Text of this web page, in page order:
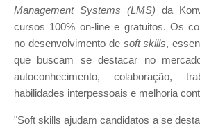
Management Systems (LMS) da
cursos 100% on-line e gratuitos. Os
no desenvolvimento de soft skills,
que buscam se destacar no
autoconhecimento, colaboração,
habilidades interpessoais e melhoria
"Soft skills ajudam candidatos a se